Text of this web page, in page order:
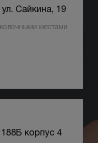
Сайкина, 19
местами
корпус 4